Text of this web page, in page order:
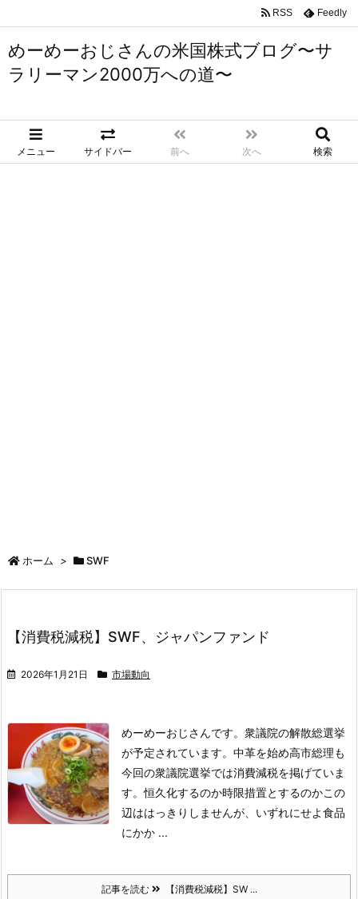
めーめーおじさんの米国株式ブログ〜サ
ラリーマン2000万への道〜
メニュー サイドバー 前へ 次へ 検索
RSS Feedly
ホーム > SWF
【消費税減税】SWF、ジャパンファンド
2026年1月21日 市場動向
めーめーおじさんです。 衆議院の解散総選挙
が予定されています。中革を始め高市総理も
今回の衆議院選挙では消費減税を掲げていま
す。恒久化するのか時限措置とするのかこの
辺ははっきりしませんが、いずれにせよ食品
にかか ...
記事を読む 【消費税減税】SW ...